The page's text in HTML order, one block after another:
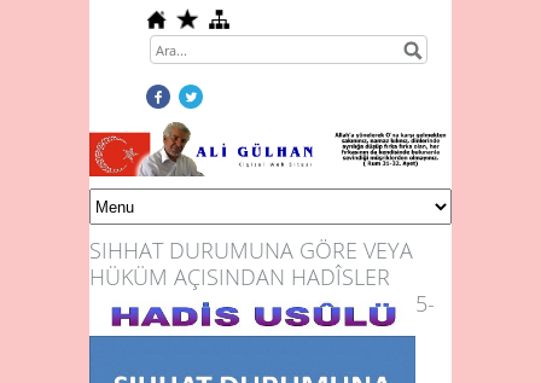
SIHHAT DURUMUNA GÖRE VEYA
HÜKÜM AÇISINDAN HADÎSLER
5-